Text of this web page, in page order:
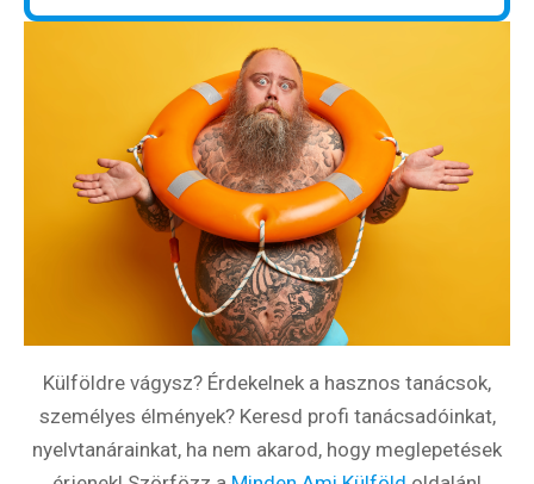
Külföldre vágysz? Érdekelnek a hasznos tanácsok,
személyes élmények? Keresd profi tanácsadóinkat,
nyelvtanárainkat, ha nem akarod, hogy meglepetések